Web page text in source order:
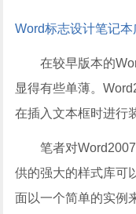
Word标志设计笔记本
在较早版本的
显得有些单薄。
在插入文本框时进行
笔者对
供的强大的样式库可
面以一个简单的实例